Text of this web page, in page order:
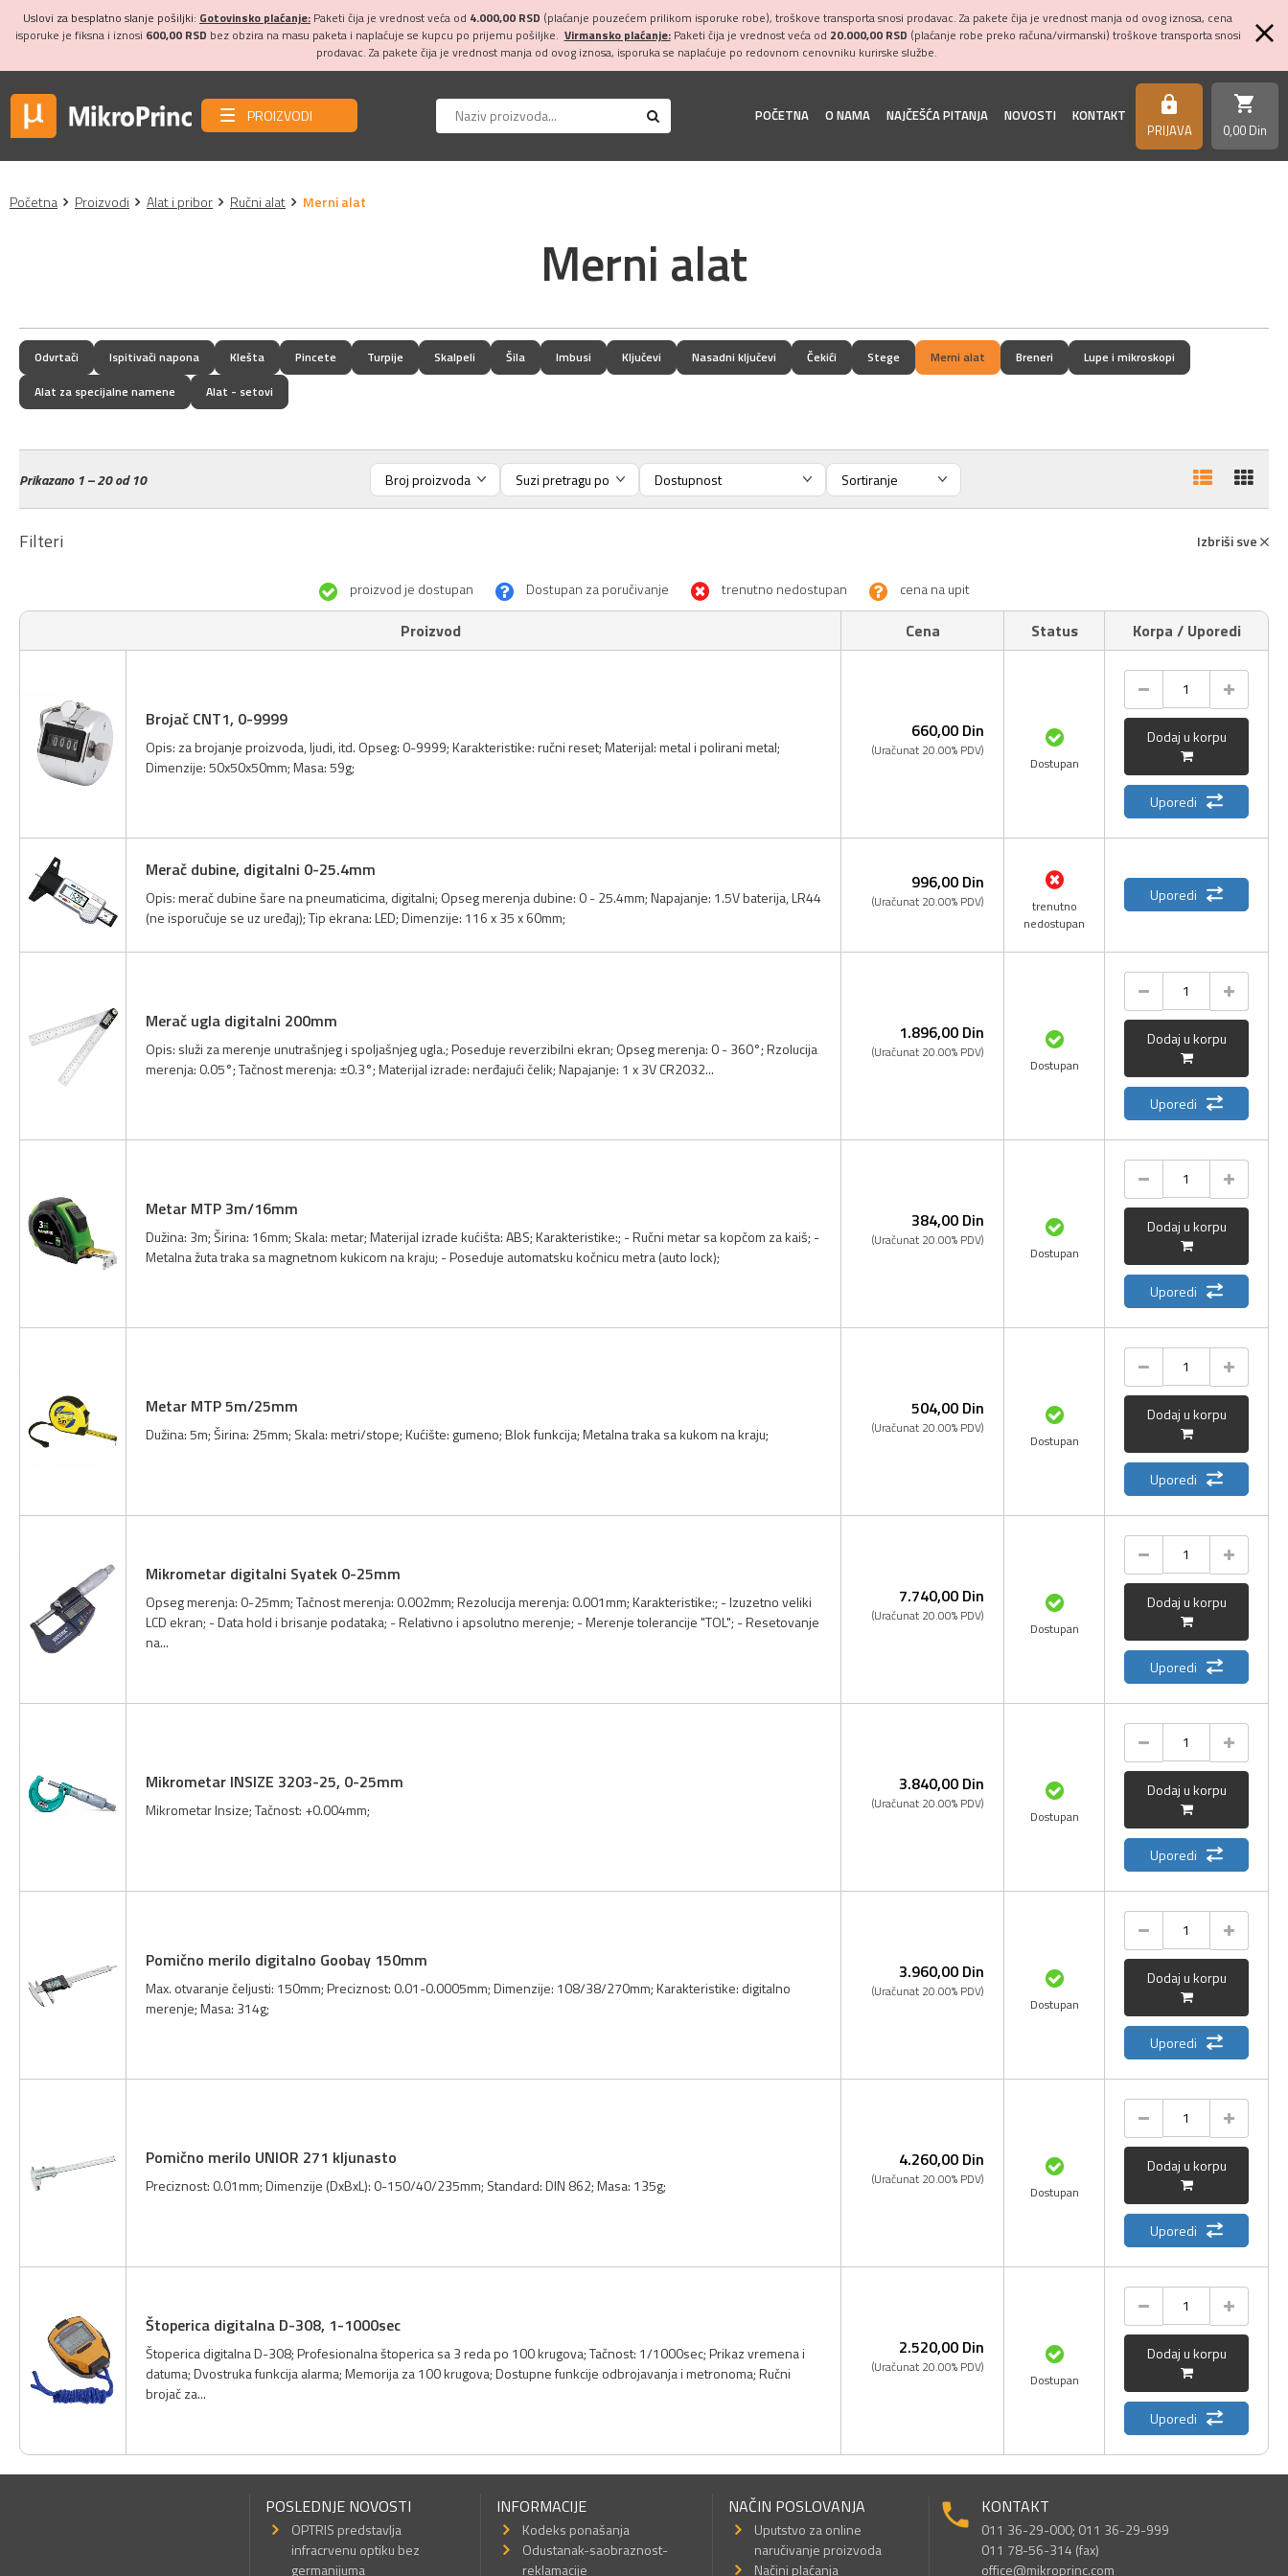
Uslovi za besplatno slanje pošiljki: Gotovinsko plaćanje: Paketi čija je vrednost veća od 4.000,00 RSD (plaćanje pouzećem prilikom isporuke robe), troškove transporta snosi prodavac. Za pakete čija je vrednost manja od ovog iznosa, cena
isporuke je fiksna i iznosi 600,00 RSD bez obzira na masu paketa i naplaćuje se kupcu po prijemu pošiljke. Virmansko plaćanje:Paketi čija je vrednost veća od 20.000,00 RSD (plaćanje robe preko računa/virmanski) troškove transporta snosi
prodavac. Za pakete čija je vrednost manja od ovog iznosa, isporuka se naplaćuje po redovnom cenovniku kurirske službe.
PROIZVODI POČETNA O NAMA NAJČEŠĆA PITANJA NOVOSTI KONTAKT https
PRIJAVA
shopping_cart
0,00 Din
Početna Proizvodi Alat i pribor Ručni alat Merni alat
Merni alat
Odvrtači Ispitivači napona Klešta Pincete Turpije Skalpeli Šila Imbusi Ključevi Nasadni ključevi Čekići Stege Merni alat Breneri
Lupe i mikroskopi
Alat za specijalne namene
Alat - setovi
Prikazano1 – 20 od 10
Filteri Izbriši sve
proizvod je dostupan Dostupan za poručivanje trenutno nedostupan cena na upit
Proizvod Cena Status Korpa / Uporedi
Brojač CNT1, 0-9999
Opis: za brojanje proizvoda, ljudi, itd. Opseg: 0-9999; Karakteristike: ručni reset; Materijal: metal i polirani metal;
Dimenzije: 50x50x50mm; Masa: 59g;
660,00 Din
(Uračunat 20.00% PDV)
Dostupan
Dodaj u korpu
Uporedi
Merač dubine, digitalni 0-25.4mm
Opis: merač dubine šare na pneumaticima, digitalni; Opseg merenja dubine: 0 - 25.4mm; Napajanje: 1.5V baterija, LR44
(ne isporučuje se uz uređaj); Tip ekrana: LED; Dimenzije: 116 x 35 x 60mm;
996,00 Din
(Uračunat 20.00% PDV)
trenutno
nedostupan
Uporedi
Merač ugla digitalni 200mm
Opis: služi za merenje unutrašnjeg i spoljašnjeg ugla.; Poseduje reverzibilni ekran; Opseg merenja: 0 - 360°; Rzolucija
merenja: 0.05°; Tačnost merenja: ±0.3°; Materijal izrade: nerđajući čelik; Napajanje: 1 x 3V CR2032...
1.896,00 Din
(Uračunat 20.00% PDV)
Dostupan
Dodaj u korpu
Uporedi
Metar MTP 3m/16mm
Dužina: 3m; Širina: 16mm; Skala: metar; Materijal izrade kućišta: ABS; Karakteristike:; - Ručni metar sa kopčom za kaiš; -
Metalna žuta traka sa magnetnom kukicom na kraju; - Poseduje automatsku kočnicu metra (auto lock);
384,00 Din
(Uračunat 20.00% PDV)
Dostupan
Dodaj u korpu
Uporedi
Metar MTP 5m/25mm
Dužina: 5m; Širina: 25mm; Skala: metri/stope; Kućište: gumeno; Blok funkcija; Metalna traka sa kukom na kraju;
504,00 Din
(Uračunat 20.00% PDV)
Dostupan
Dodaj u korpu
Uporedi
Mikrometar digitalni Syatek 0-25mm
Opseg merenja: 0-25mm; Tačnost merenja: 0.002mm; Rezolucija merenja: 0.001mm; Karakteristike:; - Izuzetno veliki
LCD ekran; - Data hold i brisanje podataka; - Relativno i apsolutno merenje; - Merenje tolerancije "TOL"; - Resetovanje
na...
7.740,00 Din
(Uračunat 20.00% PDV)
Dostupan
Dodaj u korpu
Uporedi
Mikrometar INSIZE 3203-25, 0-25mm
Mikrometar Insize; Tačnost: +0.004mm;
3.840,00 Din
(Uračunat 20.00% PDV)
Dostupan
Dodaj u korpu
Uporedi
Pomično merilo digitalno Goobay 150mm
Max. otvaranje čeljusti: 150mm; Preciznost: 0.01-0.0005mm; Dimenzije: 108/38/270mm; Karakteristike: digitalno
merenje; Masa: 314g;
3.960,00 Din
(Uračunat 20.00% PDV)
Dostupan
Dodaj u korpu
Uporedi
Pomično merilo UNIOR 271 kljunasto
Preciznost: 0.01mm; Dimenzije (DxBxL): 0-150/40/235mm; Standard: DIN 862; Masa: 135g;
4.260,00 Din
(Uračunat 20.00% PDV)
Dostupan
Dodaj u korpu
Uporedi
Štoperica digitalna D-308, 1-1000sec
Štoperica digitalna D-308; Profesionalna štoperica sa 3 reda po 100 krugova; Tačnost: 1/1000sec; Prikaz vremena i
datuma; Dvostruka funkcija alarma; Memorija za 100 krugova; Dostupne funkcije odbrojavanja i metronoma; Ručni
brojač za...
2.520,00 Din
(Uračunat 20.00% PDV)
Dostupan
Dodaj u korpu
Uporedi
POSLEDNJE NOVOSTI
OPTRIS predstavlja
infracrvenu optiku bez
germanijuma
INFORMACIJE
Kodeks ponašanja
Odustanak-saobraznost-
reklamacije
NAČIN POSLOVANJA
Uputstvo za online
naručivanje proizvoda
Načini plaćanja
KONTAKT
011 36-29-000; 011 36-29-999
011 78-56-314 (fax)
office@mikroprinc.com